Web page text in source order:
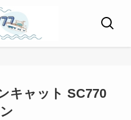
キャット SC770